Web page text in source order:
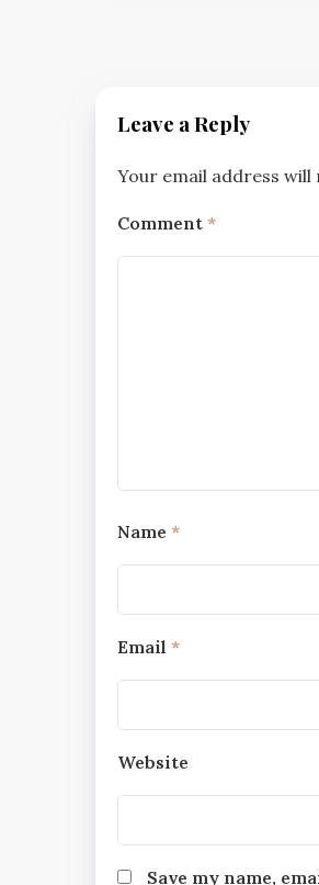
Leave a Reply
Your email address will
Comment *
Name *
Email *
Website
Save my name,